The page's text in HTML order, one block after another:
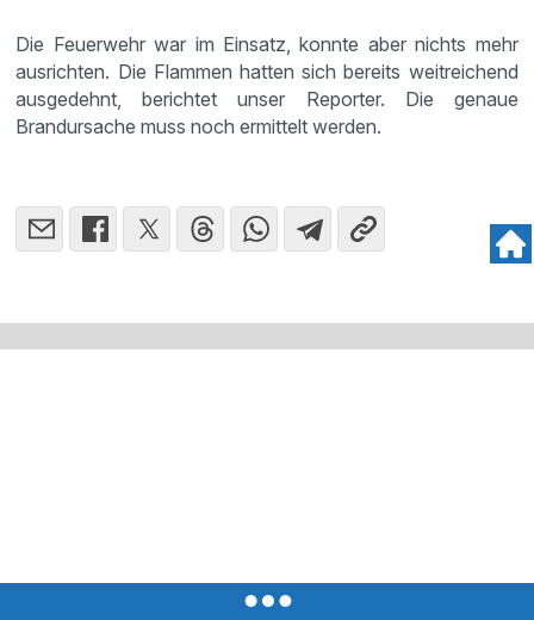
Die Feuerwehr war im Einsatz, konnte aber nichts mehr
ausrichten. Die Flammen hatten sich bereits weitreichend
ausgedehnt, berichtet unser Reporter. Die genaue
Brandursache muss noch ermittelt werden.